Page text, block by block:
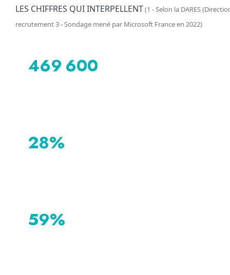
LES CHIFFRES QUI INTERPELLENT(1 - Selon la DARES
recrutement3 - Sondage mené par Microsoft France en 2022)
469 600
28%
59%